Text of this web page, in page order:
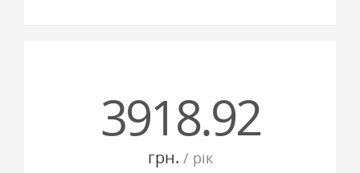
3918.92
грн. / рiк